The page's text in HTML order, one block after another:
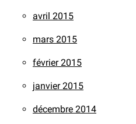
avril 2015
mars 2015
février 2015
janvier 2015
décembre 2014